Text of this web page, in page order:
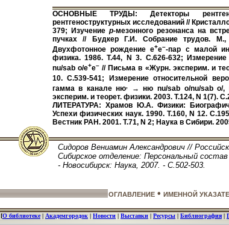
ОСНОВНЫЕ ТРУДЫ: Детекторы
рентгеноструктурных исследований //
379; Изучение р-мезонного резонанса на
пучках // Будкер Г.И. Собрание трудов. М.,
Двухфотонное рождение е+е–-пар с малой
физика. 1986. Т.44, N 3. С.626-632;
nu/sab о/е+е–// Письма в «Журн. эксперим. и
10. С.539-541; Измерение относительной
гамма в канале ню
→ ню nu/sab o/nu/sab
эксперим. и теорет. физики. 2003. Т.124, N 1(7).
ЛИТЕРАТУРА: Храмов Ю.А. Физики:
Успехи физических наук. 1990. Т.160, N 12.
Вестник РАН. 2001. Т.71, N 2; Наука в Сибири.
Сидоров Вениамин Александрович //
Сибирское отделение: Персональный
- Новосибирск: Наука, 2007. - С.502-503.
ОГЛАВЛЕНИЕ• ИМЕННОЙ
[О библиотеке|Академгородок|Новости|Выставки|Ресурсы|Библиография|